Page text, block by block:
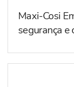
Maxi-Cosi
segurança e